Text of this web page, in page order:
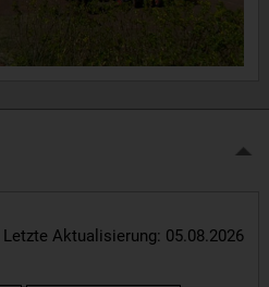
Letzte Aktualisierung: 05.08.2026